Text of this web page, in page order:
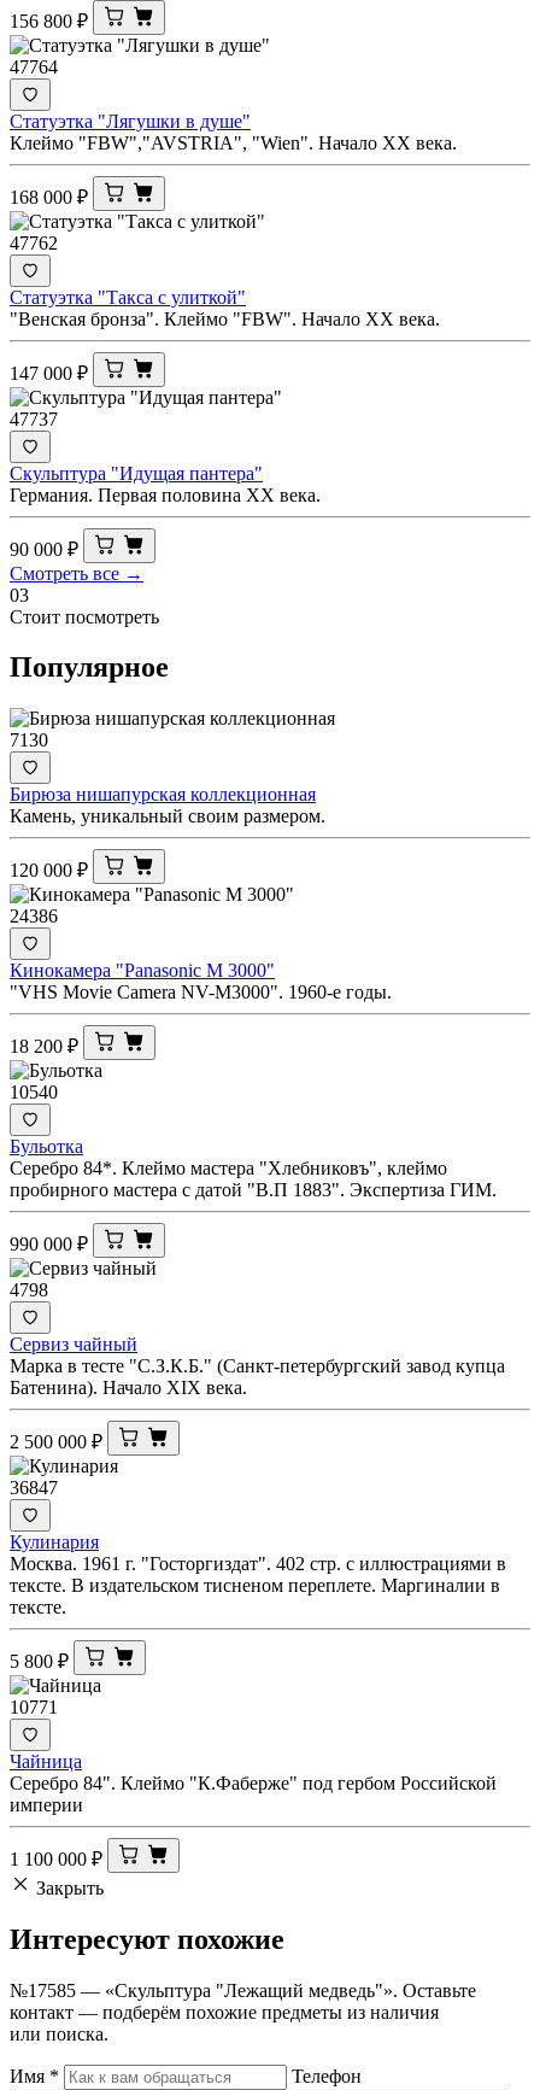
156 800 ₽
47764
Статуэтка "Лягушки в душе"
Клеймо "FBW","AVSTRIA", "Wien". Начало ХХ века.
168 000 ₽
47762
Статуэтка "Такса с улиткой"
"Венская бронза". Клеймо "FBW". Начало ХХ века.
147 000 ₽
47737
Скульптура "Идущая пантера"
Германия. Первая половина XX века.
90 000 ₽
Смотреть все →
03
Стоит посмотреть
Популярное
7130
Бирюза нишапурская коллекционная
Камень, уникальный своим размером.
120 000 ₽
24386
Кинокамера "Panasonic M 3000"
"VHS Movie Camera NV-M3000". 1960-е годы.
18 200 ₽
10540
Бульотка
Серебро 84*. Клеймо мастера "Хлебниковъ", клеймо
пробирного мастера с датой "В.П 1883". Экспертиза ГИМ.
990 000 ₽
4798
Сервиз чайный
Марка в тесте "С.З.К.Б." (Санкт-петербургский завод купца
Батенина). Начало XIX века.
2 500 000 ₽
36847
Кулинария
Москва. 1961 г. "Госторгиздат". 402 стр. с иллюстрациями в
тексте. В издательском тисненом переплете. Маргиналии в
тексте.
5 800 ₽
10771
Чайница
Серебро 84". Клеймо "К.Фаберже" под гербом Российской
империи
1 100 000 ₽
Закрыть
Интересуют похожие
№17585 — «Скульптура "Лежащий медведь"». Оставьте
контакт — подберём похожие предметы из наличия
или поиска.
Имя *
Телефон